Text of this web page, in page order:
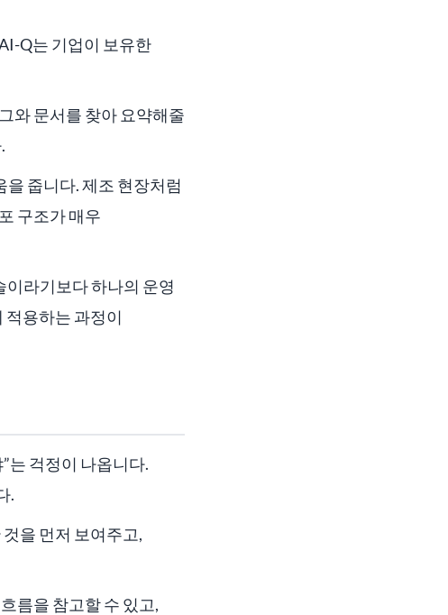
Q는 기업이 보유한
와 문서를 찾아 요약해줄
줍니다. 제조 현장처럼
구조가 매우
라기보다 하나의 운영
적용하는 과정이
는 걱정이 나옵니다.
.
을 먼저 보여주고,
름을 참고할 수 있고,